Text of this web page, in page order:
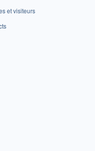
et visiteurs